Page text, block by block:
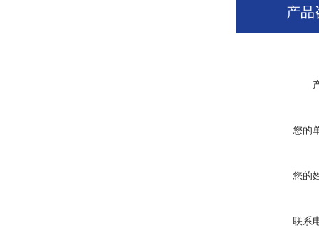
产品
您的
您的
联系